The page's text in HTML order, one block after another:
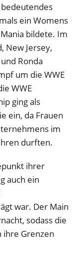
ein Womens
bildete. Im
New Jersey,
Ronda
um die WWE
WWE
ging als
ein, da Frauen
im
durften.
ihrer
auch ein
war. Der Main
sodass die
ihre Grenzen